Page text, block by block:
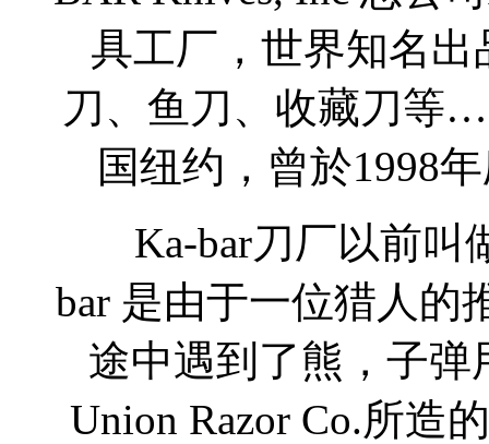
具工厂，世界知名出
刀、鱼刀、收藏刀等
国纽约，曾於1998
Ka-bar刀厂以前叫
bar 是由于一位猎人的
途中遇到了熊，子
Union Razor Co.所造